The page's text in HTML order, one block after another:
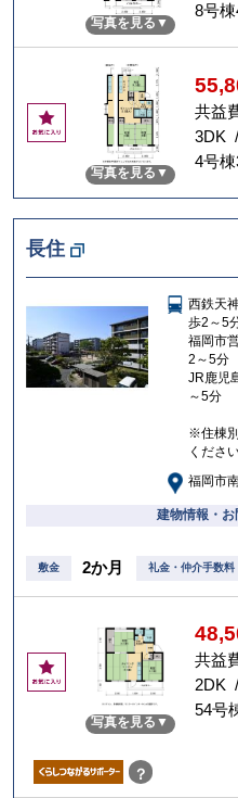
り
写真を見る
8号
お
気
り
写真を見る
共益
3DK
4号
長住
西鉄天
歩2～5
福岡市
2～5分
JR鹿児
～5分
※住棟
ください
福岡市
建物情報・
敷金 2か月 礼金・仲介手数料
お
気
写真を見る
共益
2DK
54号
？